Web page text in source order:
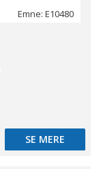
Emne: E10480
SE MERE
SE MERE